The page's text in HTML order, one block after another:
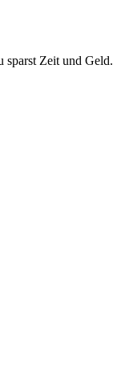
sparst Zeit und Geld.